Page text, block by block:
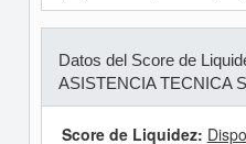
Datos del Score de
ASISTENCIA TECNICA
Score de Liquidez: